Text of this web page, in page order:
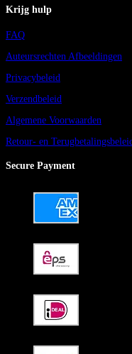
Krijg hulp
FAQ
Auteursrechten Afbeeldingen
Privacybeleid
Verzendbeleid
Algemene Voorwaarden
Retour- en
Secure Payment